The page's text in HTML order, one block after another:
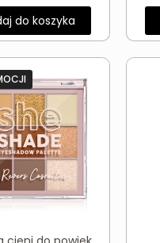
do koszyka